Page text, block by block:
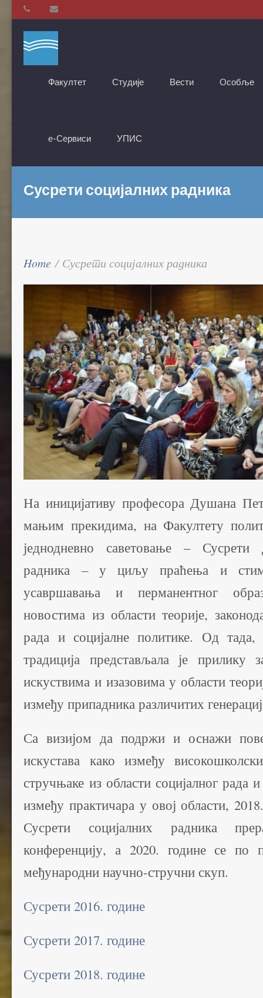
Факултет Студије Вести Oсобље
е-Сервиси УПИС
Сусрети социјалних радника
Home /Сусрети социјалних радника
На иницијативу професора Душана
мањим прекидима, на Факултету
једнодневно саветовање – Сусрети
радника – у циљу праћења и
усавршавања и перманентног
новостима из области теорије,
рада и социјалне политике. Од тада,
традиција представљала је
искуствима и изазовима у области
између припадника различитих
Са визијом да подржи и оснажи
искустава како између
стручњаке из области социјалног рада
између практичара у овој области,
Сусрети социјалних радника
конференцију, а 2020. године се по
међународни научно-стручни скуп.
Сусрети 2016. године
Сусрети 2017. године
Сусрети 2018. године